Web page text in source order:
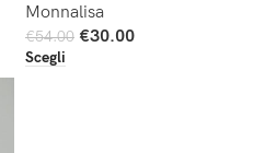
Monnalisa
€54.00 €30.00
Scegli